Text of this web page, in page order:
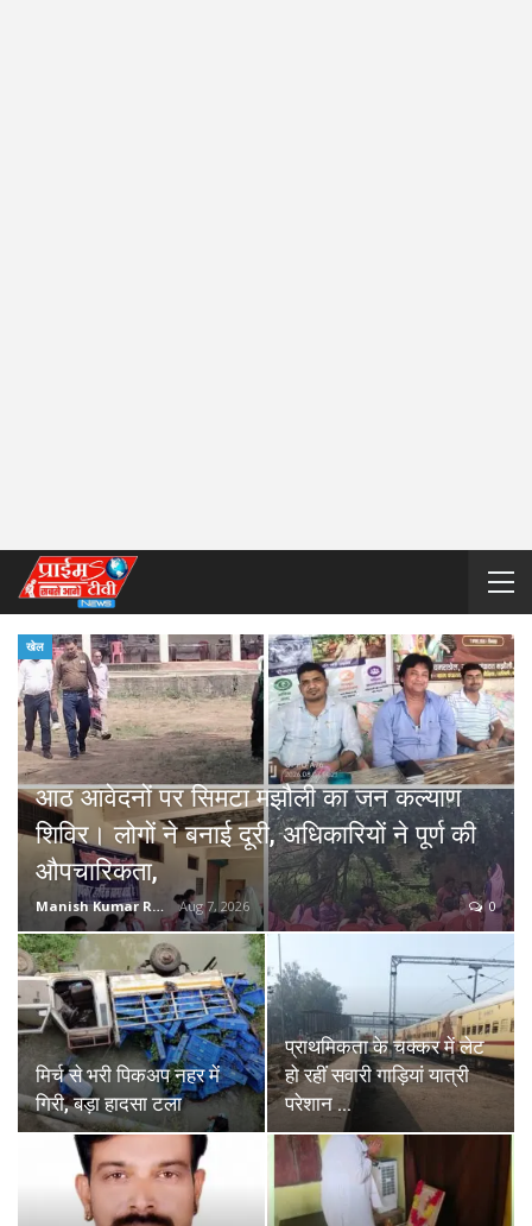
खेल
आठ आवेदनों पर सिमटा मझौली का जन कल्याण
शिविर। लोगों ने बनाई दूरी, अधिकारियों ने पूर्ण की
औपचारिकता,
Manish Kumar Rathore Aug 7, 2026 0
मिर्च से भरी पिकअप नहर में
गिरी, बड़ा हादसा टला
प्राथमिकता के चक्कर में लेट
हो रहीं सवारी गाड़ियां यात्री
परेशान …